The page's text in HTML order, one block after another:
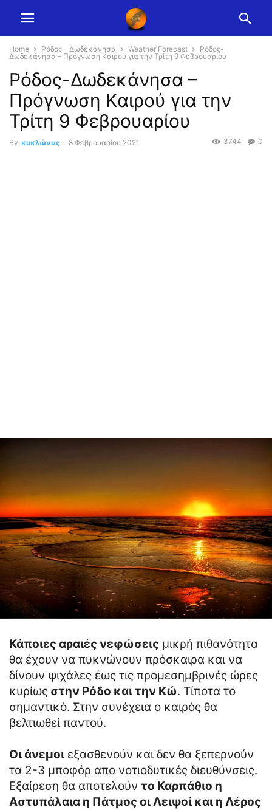
Home Ρόδος - Δωδεκάνησα Weather Forecast
Ρόδος-
Δωδεκάνησα – Πρόγνωση Καιρού για την Τρίτη 9 Φεβρουαρίου
Ρόδος-Δωδεκάνησα –
Πρόγνωση Καιρού για την
Τρίτη 9 Φεβρουαρίου
By κυκλώνας - 8 Φεβρουαρίου 2021 0
3744
Κάποιες αραιές νεφώσεις μικρή πιθανότητα
θα έχουν να πυκνώνουν πρόσκαιρα και να
δίνουν ψιχάλες έως τις προμεσημβρινές ώρες
κυρίως στην Ρόδο και την Κώ. Τίποτα το
σημαντικό. Στην συνέχεια ο καιρός θα
βελτιωθεί παντού.
Οι άνεμοι εξασθενούν και δεν θα ξεπερνούν
τα 2-3 μποφόρ απο νοτιοδυτικές διευθύνσεις.
Εξαίρεση θα αποτελούν το Καρπάθιο η
Αστυπάλαια η Πάτμος οι Λειψοί και η Λέρος